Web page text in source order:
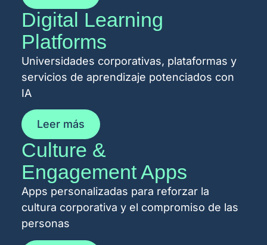
Digital Learning
Platforms
Universidades corporativas, plataformas y
servicios de aprendizaje potenciados con
IA
Leer más
Culture &
Engagement Apps
Apps personalizadas para reforzar la
cultura corporativa y el compromiso de las
personas